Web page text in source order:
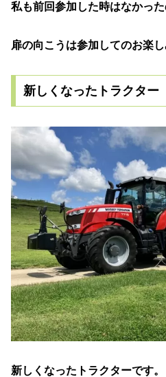
私も前回参加した時はなかっ
扉の向こうは参加してのお楽し
新しくなったトラクター
新しくなったトラクターです。